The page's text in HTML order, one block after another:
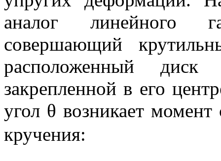
аналог линейного
совершающий
расположенный
закрепленной в его
угол θ возникает
кручения: